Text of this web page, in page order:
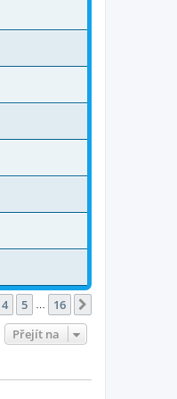
4 5 … 16
Přejít na